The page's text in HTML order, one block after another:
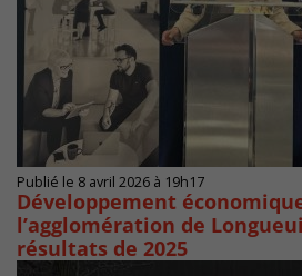
Publié le 8 avril 2026 à 19h17
Développement
l’agglomération de
résultats de 2025